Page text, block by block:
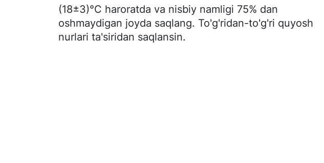
olcha sharbati konsentrati, kislotalilik regulyatori (limon
kislota), konservant (kaliy sorbat), o'simlik yog`i
(rafinatsiyalangan dezodorizatsiyalangan palma yog’i),
(18±3)°C haroratda va nisbiy namligi 75% dan
oshmaydigan joyda saqlang. To'g'ridan-to'g'ri quyosh
nurlari ta'siridan saqlansin.